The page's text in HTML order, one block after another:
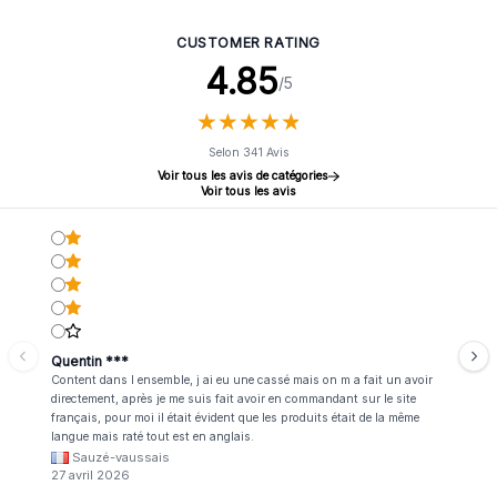
CUSTOMER RATING
4.85/5
★★★★★
★★★★★
Selon 341 Avis
Voir tous les avis de catégories
Voir tous les avis
Quentin ***
Content dans l ensemble, j ai eu une cassé mais on m a fait un avoir
directement, après je me suis fait avoir en commandant sur le site
français, pour moi il était évident que les produits était de la même
langue mais raté tout est en anglais.
Sauzé-vaussais
27 avril 2026